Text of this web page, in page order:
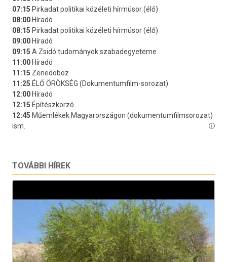
TOVÁBBI HÍREK